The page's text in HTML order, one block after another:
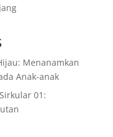
Menanamkan
Anak-anak
01: